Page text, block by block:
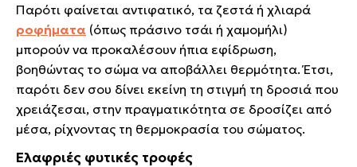
Παρότι φαίνεται αντιφατικό, τα ζεστά ή χλιαρά
ροφήματα (όπως πράσινο τσάι ή χαμομήλι)
μπορούν να προκαλέσουν ήπια εφίδρωση,
βοηθώντας το σώμα να αποβάλλει θερμότητα. Έτσι,
παρότι δεν σου δίνει εκείνη τη στιγμή τη δροσιά που
χρειάζεσαι, στην πραγματικότητα σε δροσίζει από
μέσα, ρίχνοντας τη θερμοκρασία του σώματος.
Ελαφριές φυτικές τροφές